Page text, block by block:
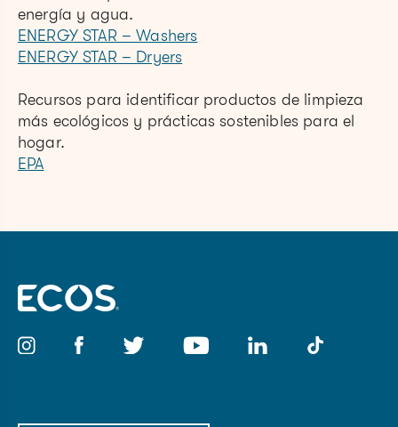
energía y agua.
ENERGY STAR – Washers
ENERGY STAR – Dryers
Recursos para identificar productos de limpieza
más ecológicos y prácticas sostenibles para el
hogar.
EPA
Correo